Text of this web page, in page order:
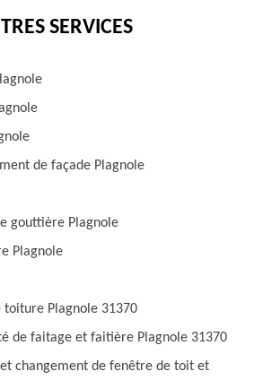
SERVICES
de façade Plagnole
gouttière Plagnole
Plagnole
toiture Plagnole 31370
de faitage et faitière Plagnole 31370
changement de fenêtre de toit et